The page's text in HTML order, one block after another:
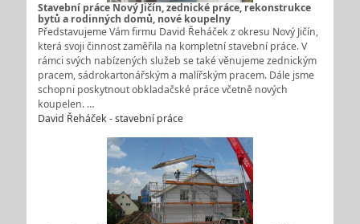
Stavební práce Nový Jičín, zednické práce, rekonstrukce
bytů a rodinných domů, nové koupelny
Představujeme Vám firmu David Řeháček z okresu Nový Jičín,
která svoji činnost zaměřila na kompletní stavební práce. V
rámci svých nabízených služeb se také věnujeme zednickým
pracem, sádrokartonářským a malířským pracem. Dále jsme
schopni poskytnout obkladačské práce včetně nových
koupelen. …
David Řeháček - stavební práce